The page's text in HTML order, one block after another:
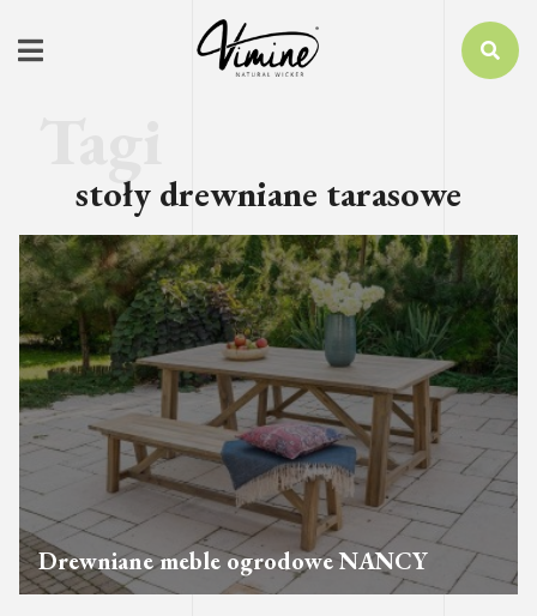
stoły drewniane tarasowe
Drewniane meble ogrodowe NANCY